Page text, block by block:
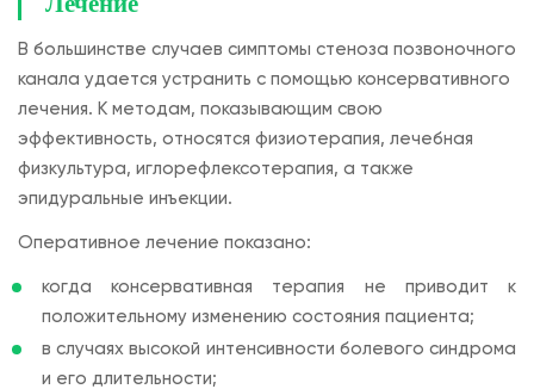
В большинстве случаев симптомы стеноза позвоночного
канала удается устранить с помощью консервативного
лечения. К методам, показывающим свою
эффективность, относятся физиотерапия, лечебная
физкультура, иглорефлексотерапия, а также
эпидуральные инъекции.
Оперативное лечение показано:
когда консервативная терапия не приводит к
положительному изменению состояния пациента;
в случаях высокой интенсивности болевого синдрома
и его длительности;